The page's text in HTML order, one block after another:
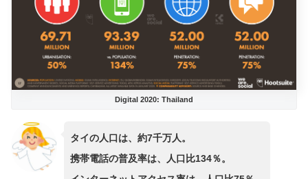
Digital 2020: Thailand
タイの人口は、約7千万人。
携帯電話の普及率は、人口比134％。